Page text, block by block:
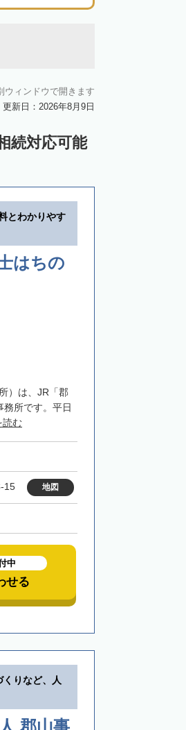
ウィンドウで開きます
更新日：2026年8月9日
続対応可能
とわかりやす
はちの
）は、JR「郡
務所です。平日
読む
15 地図
中
せる
くりなど、人
郡山事